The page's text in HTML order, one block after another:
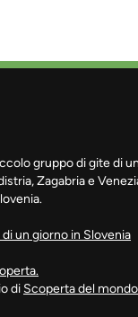
gruppo di gite di
Zagabria e
un giorno in Slovenia
di Scoperta del